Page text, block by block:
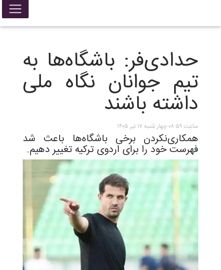
حدادی‌فر: باشگاه‌ها به
تیم جوانان نگاه ملی
داشته باشند
ساعت ۰۸:۵۹ چهار شنبه ۱۷ تیر ۱۴۰۵
همکاری‌نکردن برخی باشگاه‌ها باعث شد
فهرست خود را برای اردوی ترکیه تغییر دهیم.